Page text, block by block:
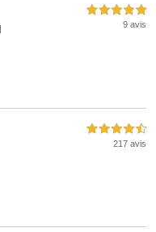
5,0 étoiles sur 5
9 avis
4,5 étoiles sur 5
217 avis